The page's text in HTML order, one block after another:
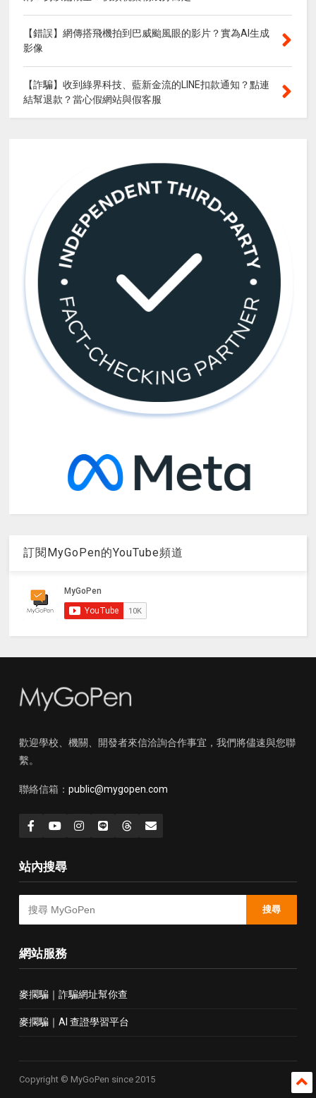
【錯誤】網傳搭飛機拍到巴威颱風眼的影片？實為AI生成
影像
【詐騙】收到綠界科技、藍新金流的LINE扣款通知？點連
結幫退款？當心假網站與假客服
訂閱MyGoPen的YouTube頻道
歡迎學校、機關、開發者來信洽詢合作事宜，我們將儘速與您聯
繫。
聯絡信箱： public@mygopen.com
站內搜尋
搜尋
網站服務
麥擱騙｜詐騙網址幫你查
麥擱騙｜AI 查證學習平台
Copyright © MyGoPen since 2015